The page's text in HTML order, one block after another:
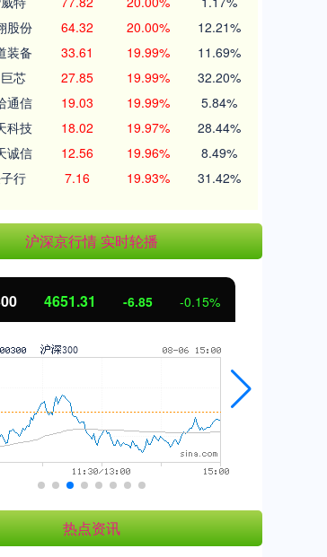
股份 64.32 20.00% 12.21%
装备 33.61 19.99% 11.69%
芯 27.85 19.99% 32.20%
通信 19.03 19.99% 5.84%
科技 18.02 19.97% 28.44%
诚信 12.56 19.96% 8.49%
行 7.16 19.93% 31.42%
沪深京行情 实时轮播
-6.85 -0.15% 北证50
热点资讯